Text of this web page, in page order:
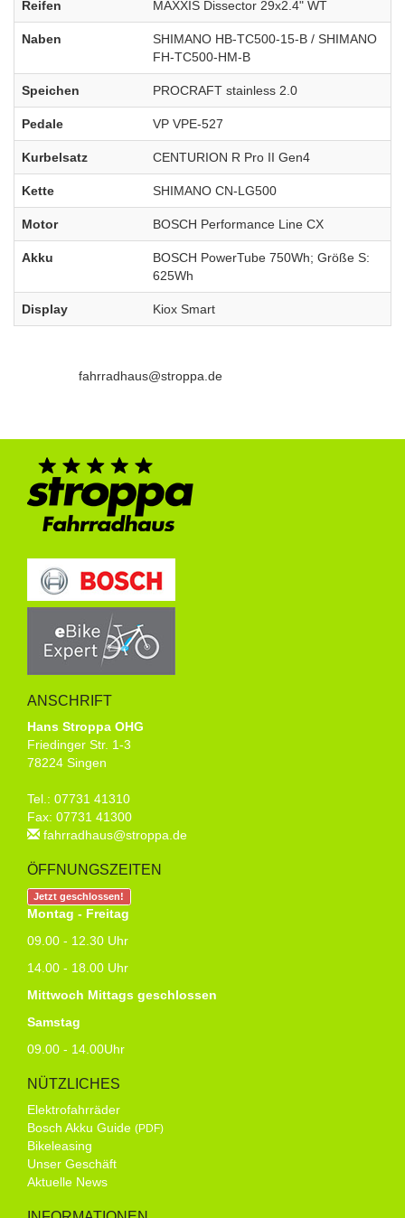
Reifen MAXXIS Dissector 29x2.4" WT
Naben
SHIMANO HB-TC500-15-B / SHIMANO
FH-TC500-HM-B
Speichen PROCRAFT stainless 2.0
Pedale VP VPE-527
Kurbelsatz CENTURION R Pro II Gen4
Kette SHIMANO CN-LG500
Motor BOSCH Performance Line CX
Akku
BOSCH PowerTube 750Wh; Größe S:
625Wh
Display Kiox Smart
fahrradhaus@stroppa.de
ANSCHRIFT
Hans Stroppa OHG
Friedinger Str. 1-3
78224 Singen
Tel.: 07731 41310
Fax: 07731 41300
fahrradhaus@stroppa.de
ÖFFNUNGSZEITEN
Jetzt geschlossen!
Montag - Freitag
09.00 - 12.30 Uhr
14.00 - 18.00 Uhr
Mittwoch Mittags geschlossen
Samstag
09.00 - 14.00Uhr
NÜTZLICHES
Elektrofahrräder
Bosch Akku Guide (PDF)
Bikeleasing
Unser Geschäft
Aktuelle News